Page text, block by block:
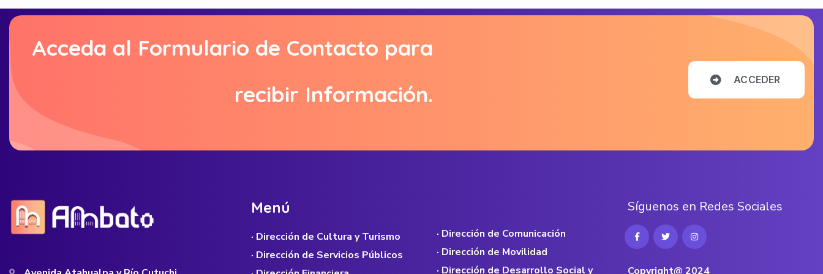
Acceda al Formulario de Contacto para
recibir Información.
ACCEDER
Menú
· Dirección de Cultura y Turismo
· Dirección de Servicios Públicos
· Dirección de Comunicación
· Dirección de Movilidad
· Dirección de Desarrollo Social y
Síguenos en Redes Sociales
Copyright@ 2024